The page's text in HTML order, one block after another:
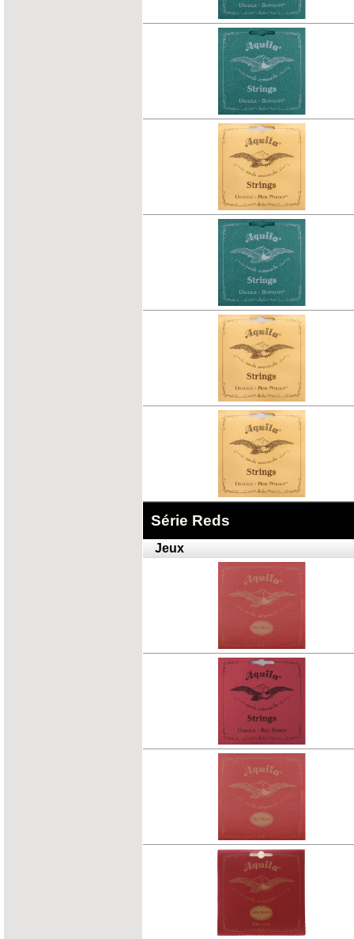
Série Reds
Jeux